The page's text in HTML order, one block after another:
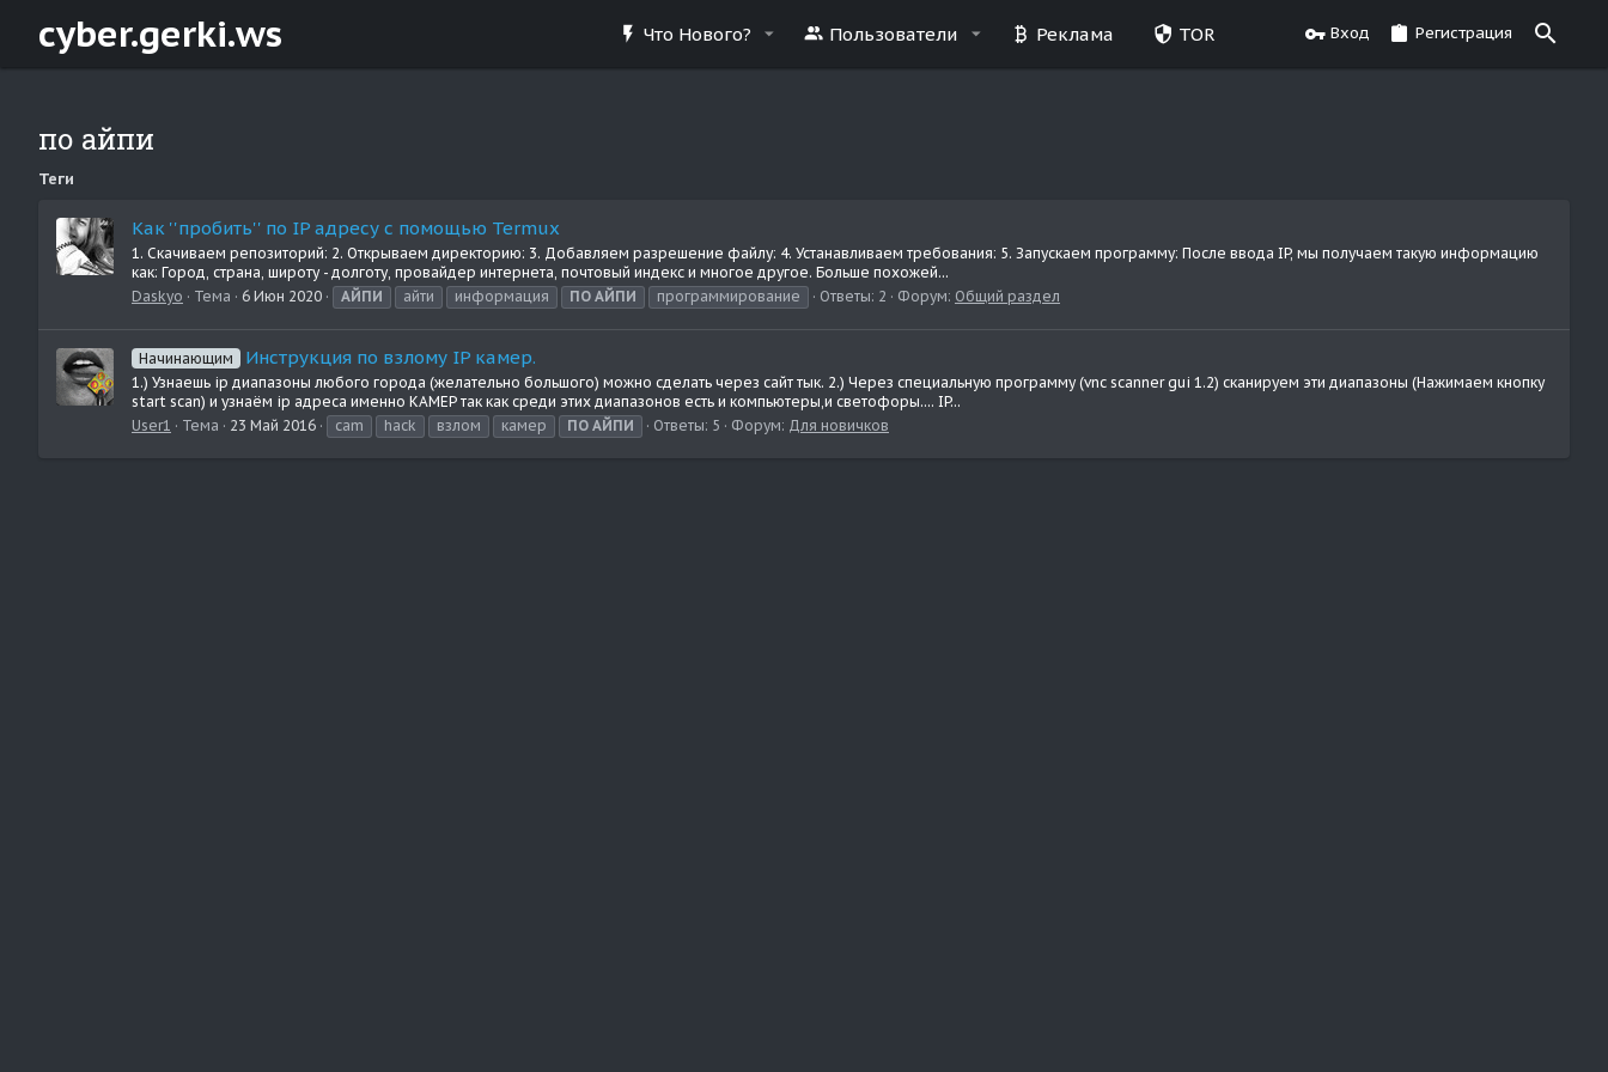
cyber.gerki.ws Что Нового? Пользователи Реклама TOR Вход Регистрация
по айпи
Теги
Как ''пробить'' по IP адресу с помощью Termux
1. Скачиваем репозиторий: 2. Открываем директорию: 3. Добавляем разрешение файлу: 4. Устанавливаем требования: 5. Запускаем программу: После ввода IP, мы получаем такую информацию
как: Город, страна, широту - долготу, провайдер интернета, почтовый индекс и многое другое. Больше похожей...
Daskyo
Тема 6 Июн 2020 АЙПИ айти информация ПО АЙПИ программирование Ответы: 2 Форум: Общий раздел
Начинающим Инструкция по взлому IP камер.
1.) Узнаешь ip диапазоны любого города (желательно большого) можно сделать через сайт тык. 2.) Через специальную программу (vnc scanner gui 1.2) сканируем эти диапазоны (Нажимаем кнопку
start scan) и узнаём ip адреса именно КАМЕР так как среди этих диапазонов есть и компьютеры,и светофоры.... IP...
User1
Тема 23 Май 2016 cam hack взлом камер ПО АЙПИ Ответы: 5 Форум: Для новичков